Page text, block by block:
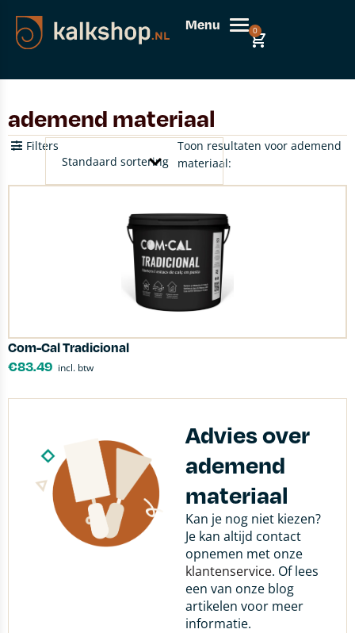
Menu 0
ademend materiaal
Toon resultaten voor ademend
materiaal:
Filters
Com-Cal Tradicional
€83.49 incl. btw
Advies over
ademend
materiaal
Kan je nog niet kiezen?
Je kan altijd contact
opnemen met onze
klantenservice. Of lees
een van onze blog
artikelen voor meer
informatie.